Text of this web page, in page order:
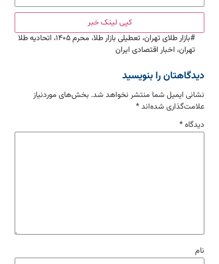
کپی لینک خبر
#
بازار طلای تهران، تعطیلی بازار طلا، محرم ۱۴۰۵، اتحادیه طلا
تهران، اخبار اقتصادی ایران
دیدگاهتان را بنویسید
نشانی ایمیل شما منتشر نخواهد شد. بخش‌های موردنیاز
علامت‌گذاری شده‌اند*
دیدگاه*
نام